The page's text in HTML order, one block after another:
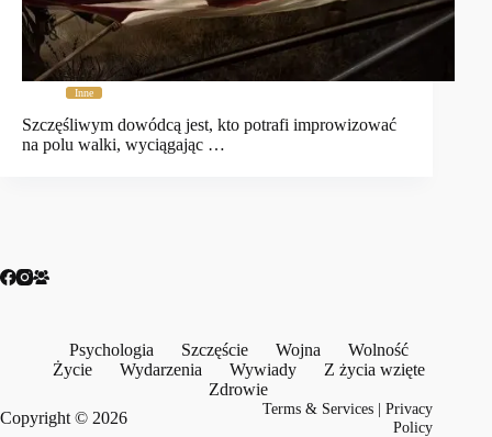
Inne
Szczęśliwym dowódcą jest, kto potrafi improwizować
na polu walki, wyciągając …
Psychologia Szczęście Wojna
Wolność
Życie
Wydarzenia Wywiady
Z życia wzięte
Zdrowie
Copyright © 2026
Terms & Services |Privacy
Policy